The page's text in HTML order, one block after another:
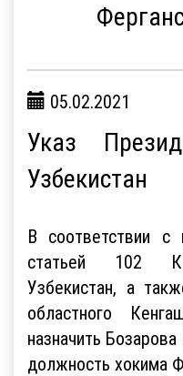
05.02.2021
Указ
Узбекистан
В соответствии
статьей 102
Узбекистан, а
областного
назначить
должность хокима